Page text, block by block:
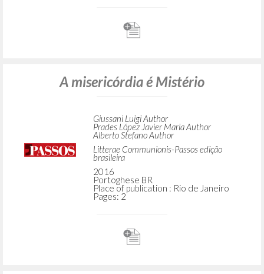
A misericórdia é Mistério
Giussani Luigi Author
Prades López Javier Maria Author
Alberto Stefano Author
Litterae Communionis-Passos edição
brasileira
2016
Portoghese BR
Place of publication : Rio de Janeiro
Pages: 2